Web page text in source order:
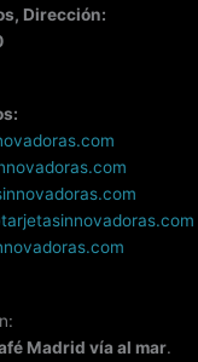
Dirección:
Madrid vía al mar.